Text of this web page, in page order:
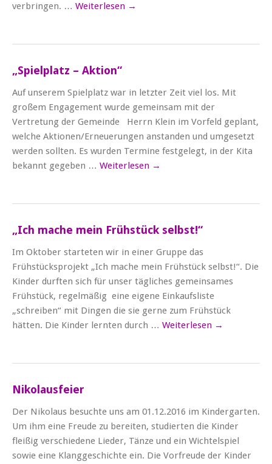
verbringen. … Weiterlesen →
„Spielplatz – Aktion“
Auf unserem Spielplatz war in letzter Zeit viel los. Mit
großem Engagement wurde gemeinsam mit der
Vertretung der Gemeinde Herrn Klein im Vorfeld geplant,
welche Aktionen/Erneuerungen anstanden und umgesetzt
werden sollten. Es wurden Termine festgelegt, in der Kita
bekannt gegeben … Weiterlesen →
„Ich mache mein Frühstück selbst!“
Im Oktober starteten wir in einer Gruppe das
Frühstücksprojekt „Ich mache mein Frühstück selbst!“. Die
Kinder durften sich für unser tägliches gemeinsames
Frühstück, regelmäßig eine eigene Einkaufsliste
„schreiben“ mit Dingen die sie gerne zum Frühstück
hätten. Die Kinder lernten durch … Weiterlesen →
Nikolausfeier
Der Nikolaus besuchte uns am 01.12.2016 im Kindergarten.
Um ihm eine Freude zu bereiten, studierten die Kinder
fleißig verschiedene Lieder, Tänze und ein Wichtelspiel
sowie eine Klanggeschichte ein. Die Vorfreude der Kinder